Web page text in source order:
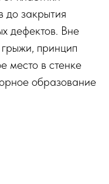
до закрытия
дефектов. Вне
принцип
место в стенке
образование